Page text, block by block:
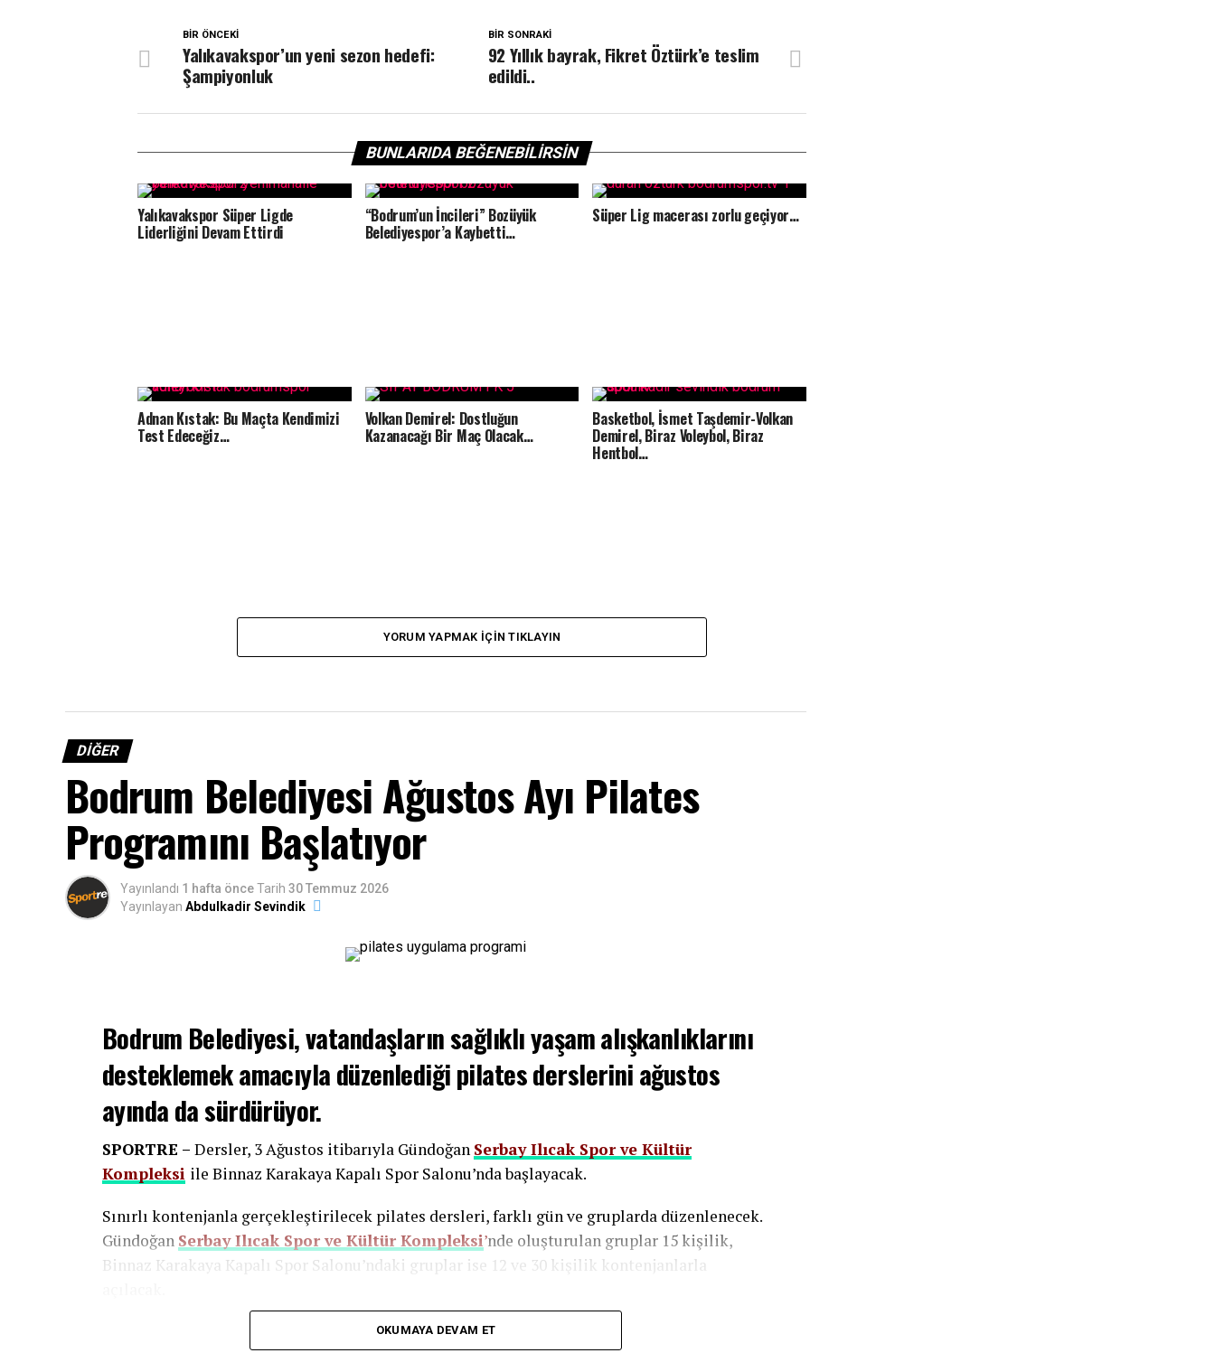
BIR SONRAKI
92 Yıllık bayrak, Fikret Öztürk’e teslim
edildi..
BIR ÖNCEKI
Yalıkavakspor’un yeni sezon hedefi:
Şampiyonluk
BUNLARIDA BEĞENEBILIRSIN
Yalıkavakspor Süper Ligde
Liderliğini Devam Ettirdi
“Bodrum’un İncileri” Bozüyük
Belediyespor’a Kaybetti…
Süper Lig macerası zorlu geçiyor…
Adnan Kıstak: Bu Maçta Kendimizi
Test Edeceğiz…
Volkan Demirel: Dostluğun
Kazanacağı Bir Maç Olacak…
Basketbol, İsmet Taşdemir-Volkan
Demirel, Biraz Voleybol, Biraz
Hentbol…
YORUM YAPMAK IÇIN TIKLAYIN
DIĞER
Bodrum Belediyesi Ağustos Ayı Pilates
Programını Başlatıyor
Yayınlandı 1 hafta önceTarih 30 Temmuz 2026
Yayınlayan Abdulkadir Sevindik
Bodrum Belediyesi, vatandaşların sağlıklı yaşam alışkanlıklarını
desteklemek amacıyla düzenlediği pilates derslerini ağustos
ayında da sürdürüyor.
SPORTRE – Dersler, 3 Ağustos itibarıyla Gündoğan Serbay Ilıcak Spor ve Kültür
Kompleksi ile Binnaz Karakaya Kapalı Spor Salonu’nda başlayacak.
Sınırlı kontenjanla gerçekleştirilecek pilates dersleri, farklı gün ve gruplarda düzenlenecek.
Gündoğan Serbay Ilıcak Spor ve Kültür Kompleksi’nde oluşturulan gruplar 15 kişilik,
Binnaz Karakaya Kapalı Spor Salonu’ndaki gruplar ise 12 ve 30 kişilik kontenjanlarla
Programa katılmak isteyen vatandaşlar, başvurularını Gündoğan
OKUMAYA DEVAM ET